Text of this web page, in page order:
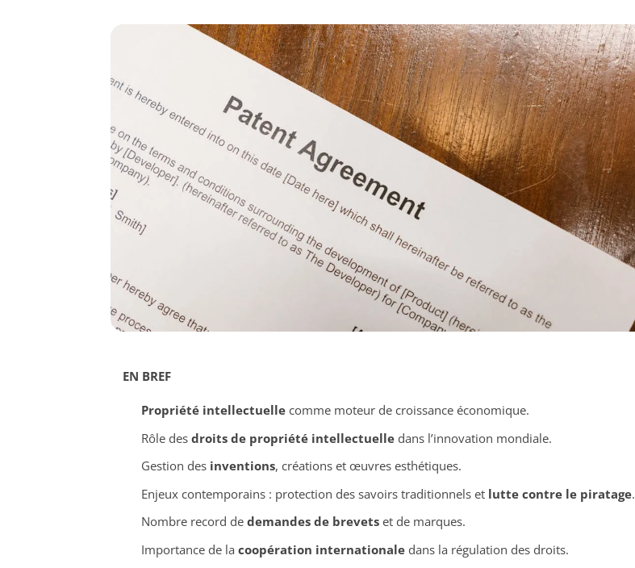
EN BREF
Propriété intellectuellecomme moteur de croissance économique.
Rôle des droits de propriété intellectuelledans l’innovation mondiale.
Gestion des inventions, créations et œuvres esthétiques.
Enjeux contemporains : protection des savoirs traditionnels et lutte contre le piratage.
Nombre record de demandes de brevetset de marques.
Importance de la coopération internationaledans la régulation des droits.